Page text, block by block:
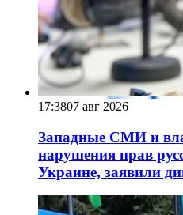
17:3807 авг 2026
Западные СМИ и
нарушения прав
Украине, заявили